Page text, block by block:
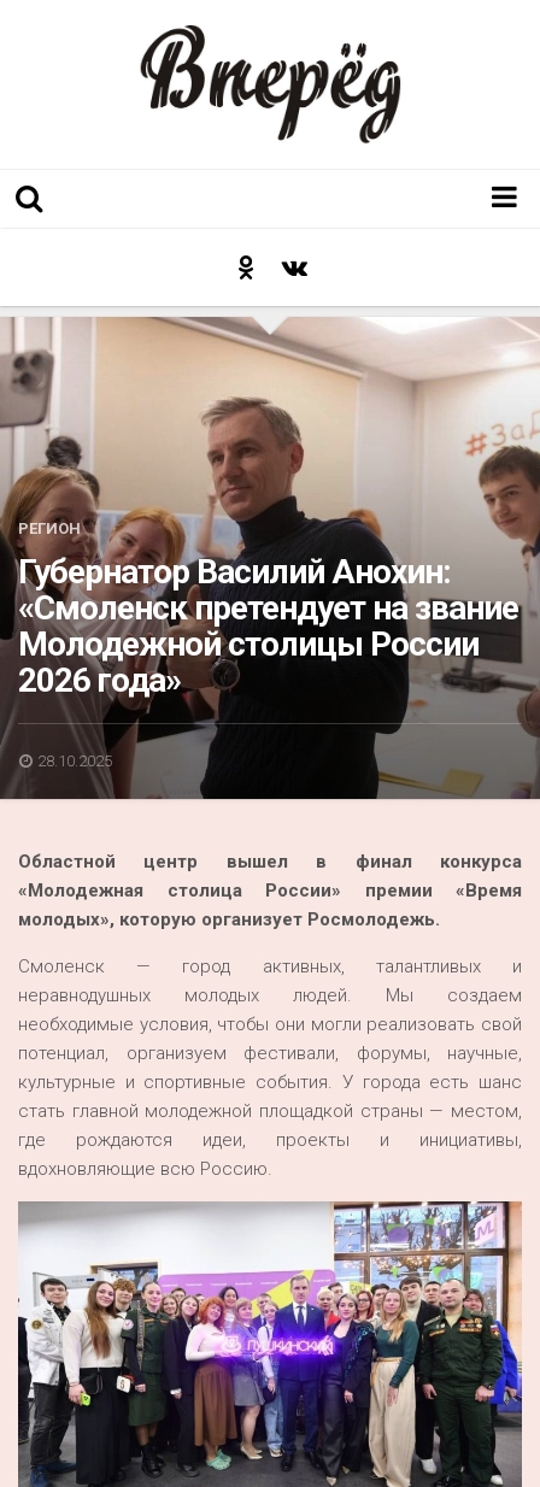
Послесловие к празднику
Факт
Неожиданный ракурс
Контакты
Люди родного края
Акция
К 70-летию районного Дома культуры
Конкурс
Люди родного края
Национальные проекты
Перепись — 2020
РЕГИОН
Губернатор Василий Анохин:
«Смоленск претендует на звание
Молодежной столицы России
2026 года»
28.10.2025
Областной центр вышел в финал конкурса
«Молодежная столица России» премии «Время
молодых», которую организует Росмолодежь.
Смоленск — город активных, талантливых и
неравнодушных молодых людей. Мы создаем
необходимые условия, чтобы они могли реализовать свой
потенциал, организуем фестивали, форумы, научные,
культурные и спортивные события. У города есть шанс
стать главной молодежной площадкой страны — местом,
где рождаются идеи, проекты и инициативы,
вдохновляющие всю Россию.